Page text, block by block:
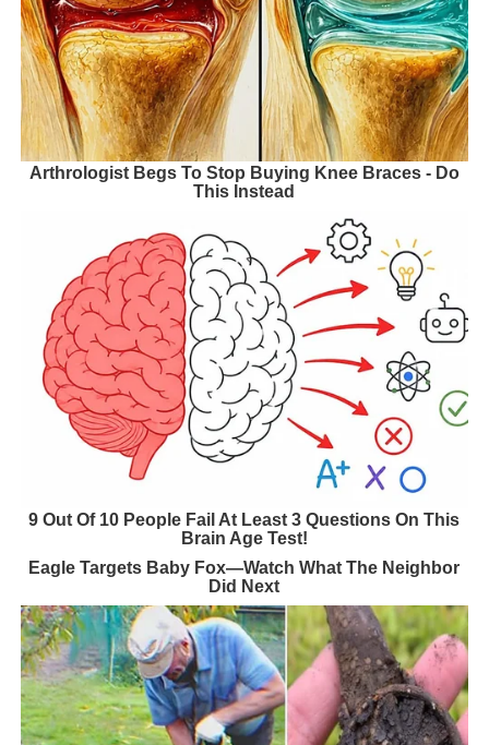
Arthrologist Begs To Stop Buying Knee Braces - Do
This Instead
9 Out Of 10 People Fail At Least 3 Questions On This
Brain Age Test!
Eagle Targets Baby Fox—Watch What The Neighbor
Did Next